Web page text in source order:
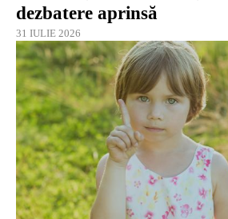
dezbatere aprinsă
31 IULIE 2026